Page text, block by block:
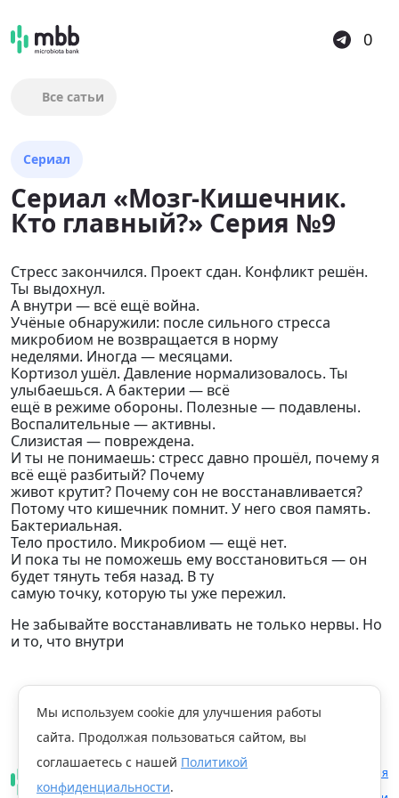
0
Все сатьи
Сериал
Сериал «Мозг-Кишечник.
Кто главный?» Серия №9
Стресс закончился. Проект сдан. Конфликт решён.
Ты выдохнул.
А внутри — всё ещё война.
Учёные обнаружили: после сильного стресса
микробиом не возвращается в норму
неделями. Иногда — месяцами.
Кортизол ушёл. Давление нормализовалось. Ты
улыбаешься. А бактерии — всё
ещё в режиме обороны. Полезные — подавлены.
Воспалительные — активны.
Слизистая — повреждена.
И ты не понимаешь: стресс давно прошёл, почему я
всё ещё разбитый? Почему
живот крутит? Почему сон не восстанавливается?
Потому что кишечник помнит. У него своя память.
Бактериальная.
Тело простило. Микробиом — ещё нет.
И пока ты не поможешь ему восстановиться — он
будет тянуть тебя назад. В ту
самую точку, которую ты уже пережил.
Не забывайте восстанавливать не только нервы. Но
и то, что внутри
Мы используем cookie для улучшения работы
сайта. Продолжая пользоваться сайтом, вы
соглашаетесь с нашей Политикой
конфиденциальности.
Главная Публикации Сериал
Сериал «Мозг-Кишечник. Кто главный?» Ты уже забыл. А твой кишечник — нет.
Telegram
Правовая информация